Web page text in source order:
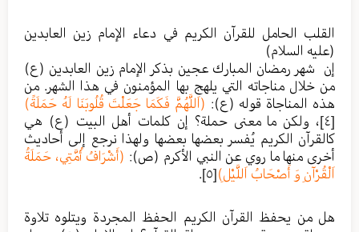
القلب الحامل للقرآن الكريم في دعاء الإمام زين العابدين
(عليه السلام)
إن شهر رمضان المبارك عجين بذكر الإمام زين العابدين (ع)
من خلال مناجاته التي يلهج بها المؤمنون في هذا الشهر. من
هذه المناجاة قوله (ع): (اَللَّهُمَّ فَكَمَا جَعَلْتَ قُلُوبَنَا لَهُ حَمَلَةً)
[٤]
، ولكن ما معنى حملة؟ إن كلمات أهل البيت (ع) هي
كالقرآن الكريم يُفسر بعضها بعضها ولهذا نرجع إلى أحاديث
أخرى منها ما روي عن النبي الأكرم (ص): (أَشْرَافُ أُمَّتِي، حَمَلَةُ
اَلْقُرْآنِ وَ أَصْحَابُ اَللَّيْلِ)[٥] .
هل من يحفظ القرآن الكريم الحفظ المجردة ويتلوه تلاوة